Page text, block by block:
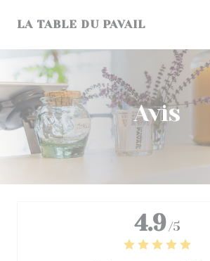
LA TABLE DU PAVAIL
Avis
4.9/5